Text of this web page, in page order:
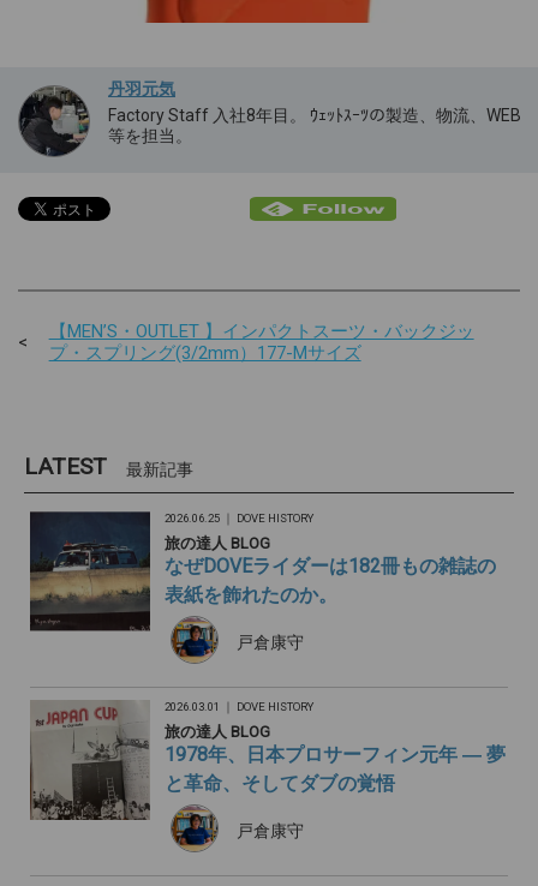
丹羽元気
Factory Staff 入社8年目。 ｳｪｯﾄｽｰﾂの製造、物流、WEB
等を担当。
【MEN’S・OUTLET 】インパクトスーツ・バックジッ
プ・スプリング(3/2mm）177-Mサイズ
LATEST 最新記事
2026.06.25 ｜ DOVE HISTORY
旅の達人 BLOG
なぜDOVEライダーは182冊もの雑誌の
表紙を飾れたのか。
戸倉康守
2026.03.01 ｜ DOVE HISTORY
旅の達人 BLOG
1978年、日本プロサーフィン元年 ― 夢
と革命、そしてダブの覚悟
戸倉康守